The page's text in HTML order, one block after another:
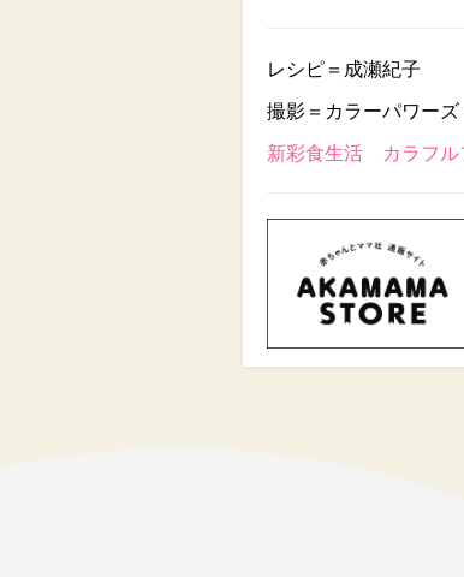
レシピ＝成瀬紀子
撮影＝カラーパワーズ
新彩食生活 カラフ